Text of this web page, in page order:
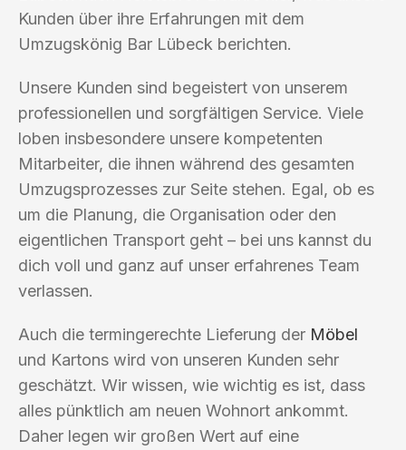
Kunden über ihre Erfahrungen mit dem
Umzugskönig Bar Lübeck berichten.
Unsere Kunden sind begeistert von unserem
professionellen und sorgfältigen Service. Viele
loben insbesondere unsere kompetenten
Mitarbeiter, die ihnen während des gesamten
Umzugsprozesses zur Seite stehen. Egal, ob es
um die Planung, die Organisation oder den
eigentlichen Transport geht – bei uns kannst du
dich voll und ganz auf unser erfahrenes Team
verlassen.
Auch die termingerechte Lieferung der Möbel
und Kartons wird von unseren Kunden sehr
geschätzt. Wir wissen, wie wichtig es ist, dass
alles pünktlich am neuen Wohnort ankommt.
Daher legen wir großen Wert auf eine